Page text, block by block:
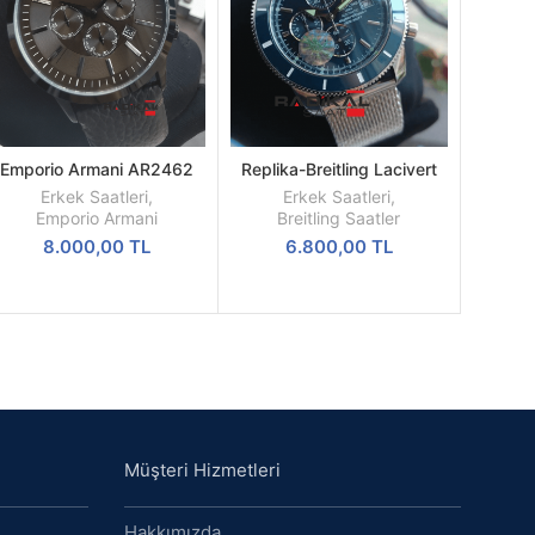
SEPETE
EKLE
Emporio Armani AR2462
Replika Erkek Kol Saati
Erkek Saatleri,
Emporio Armani
8.000,00 TL
SEPETE
EKLE
Replika-Breitling Lacivert
Kadran Hasır Kordon Kol
Saati
Erkek Saatleri,
Breitling Saatler
6.800,00 TL
Müşteri Hizmetleri